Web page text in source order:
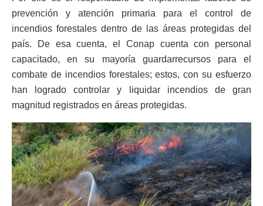
prevención y atención primaria para el control de
incendios forestales dentro de las áreas protegidas del
país. De esa cuenta, el Conap cuenta con personal
capacitado, en su mayoría guardarrecursos para el
combate de incendios forestales; estos, con su esfuerzo
han logrado controlar y liquidar incendios de gran
magnitud registrados en áreas protegidas.